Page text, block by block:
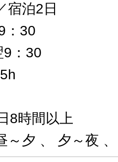
泊2日
：30
9：30
8時間以上
～夕 、 夕～夜